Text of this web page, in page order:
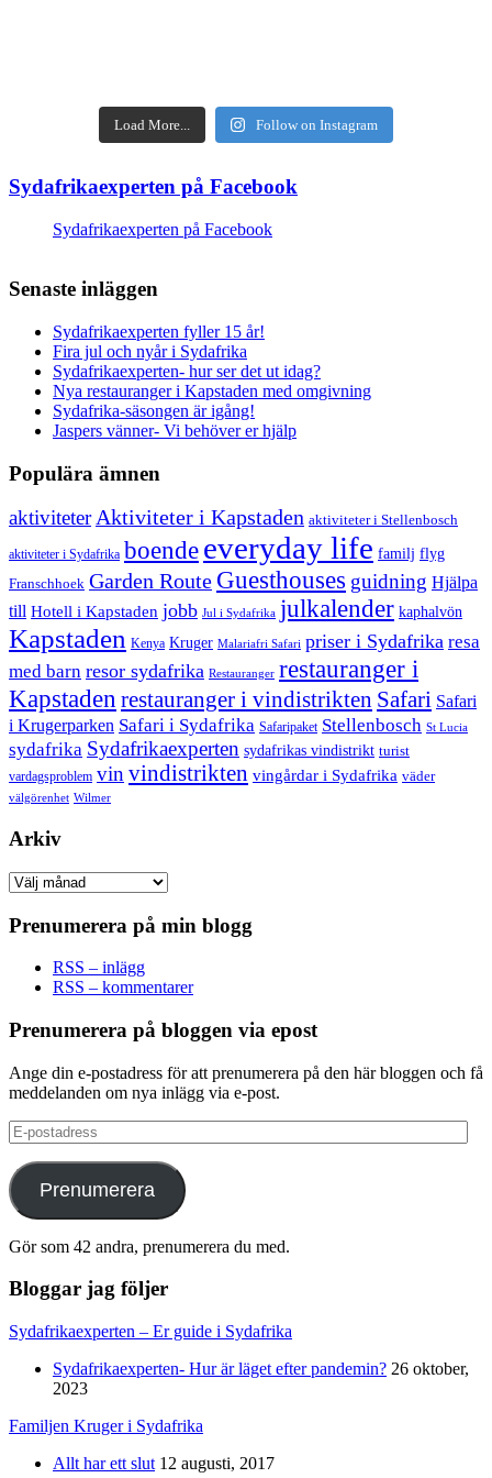
Load More... Follow on Instagram
Sydafrikaexperten på Facebook
Sydafrikaexperten på Facebook
Senaste inläggen
Sydafrikaexperten fyller 15 år!
Fira jul och nyår i Sydafrika
Sydafrikaexperten- hur ser det ut idag?
Nya restauranger i Kapstaden med omgivning
Sydafrika-säsongen är igång!
Jaspers vänner- Vi behöver er hjälp
Populära ämnen
aktiviteterAktiviteter i Kapstaden aktiviteter i Stellenbosch
aktiviteter i Sydafrika boende everyday life familj flyg
Franschhoek Garden Route Guesthouses guidning Hjälpa
till Hotell i Kapstaden jobb Jul i Sydafrika julkalender kaphalvön
Kapstaden Kenya Kruger Malariafri Safari priser i Sydafrika resa
med barn resor sydafrika Restauranger restauranger i
Kapstaden restauranger i vindistrikten Safari Safari
i Krugerparken Safari i Sydafrika Safaripaket Stellenbosch St Lucia
sydafrika Sydafrikaexperten sydafrikas vindistrikt turist
vardagsproblem vinvindistrikten vingårdar i Sydafrika väder
välgörenhet Wilmer
Arkiv
Arkiv
Prenumerera på min blogg
RSS – inlägg
RSS – kommentarer
Prenumerera på bloggen via epost
Ange din e-postadress för att prenumerera på den här bloggen och få
meddelanden om nya inlägg via e-post.
E-
postadress
Prenumerera
Gör som 42 andra, prenumerera du med.
Bloggar jag följer
Sydafrikaexperten – Er guide i Sydafrika
Sydafrikaexperten- Hur är läget efter pandemin? 26 oktober,
2023
Familjen Kruger i Sydafrika
Allt har ett slut 12 augusti, 2017